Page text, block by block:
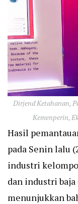
Dirjend Ketahanan,
Kemenperin,
Hasil
pada Senin lalu
industri
dan industri
menunjukkan